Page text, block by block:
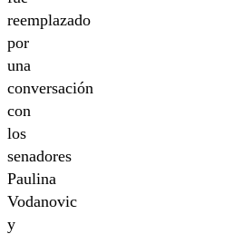
reemplazado
por
una
conversación
con
los
senadores
Paulina
Vodanovic
y